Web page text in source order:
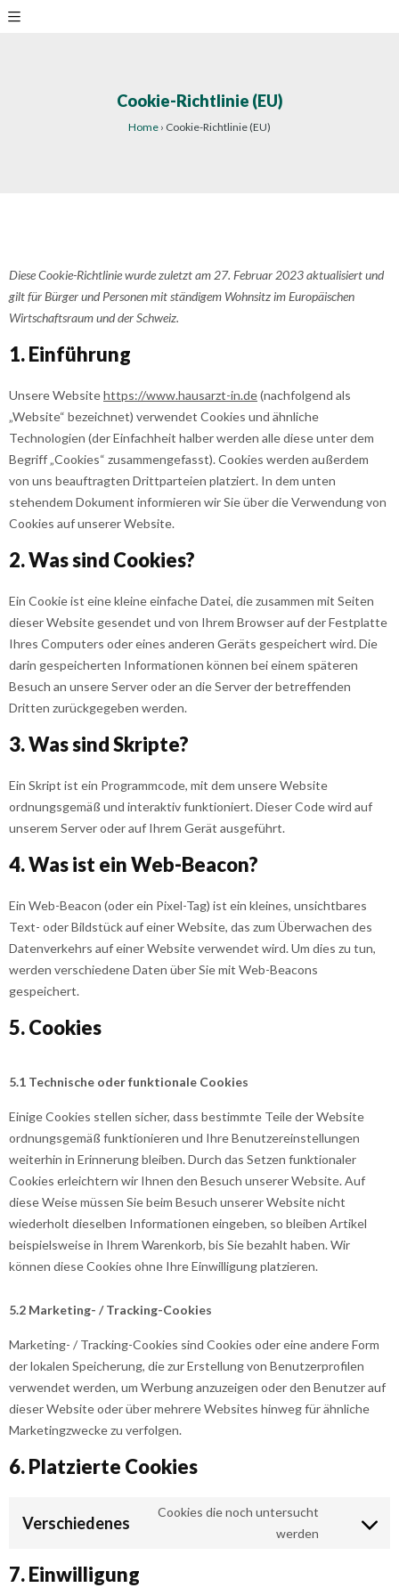
Cookie-Richtlinie (EU)
Home › Cookie-Richtlinie (EU)
Diese Cookie-Richtlinie wurde zuletzt am 27. Februar 2023 aktualisiert und
gilt für Bürger und Personen mit ständigem Wohnsitz im Europäischen
Wirtschaftsraum und der Schweiz.
1. Einführung
Unsere Websitehttps://www.hausarzt-in.de(nachfolgend als
„Website“ bezeichnet) verwendet Cookies und ähnliche
Technologien (der Einfachheit halber werden alle diese unter dem
Begriff „Cookies“ zusammengefasst). Cookies werden außerdem
von uns beauftragten Drittparteien platziert. In dem unten
stehendem Dokument informieren wir Sie über die Verwendung von
Cookies auf unserer Website.
2. Was sind Cookies?
Ein Cookie ist eine kleine einfache Datei, die zusammen mit Seiten
dieser Website gesendet und von Ihrem Browser auf der Festplatte
Ihres Computers oder eines anderen Geräts gespeichert wird. Die
darin gespeicherten Informationen können bei einem späteren
Besuch an unsere Server oder an die Server der betreffenden
Dritten zurückgegeben werden.
3. Was sind Skripte?
Ein Skript ist ein Programmcode, mit dem unsere Website
ordnungsgemäß und interaktiv funktioniert. Dieser Code wird auf
unserem Server oder auf Ihrem Gerät ausgeführt.
4. Was ist ein Web-Beacon?
Ein Web-Beacon (oder ein Pixel-Tag) ist ein kleines, unsichtbares
Text- oder Bildstück auf einer Website, das zum Überwachen des
Datenverkehrs auf einer Website verwendet wird. Um dies zu tun,
werden verschiedene Daten über Sie mit Web-Beacons
gespeichert.
5. Cookies
5.1 Technische oder funktionale Cookies
Einige Cookies stellen sicher, dass bestimmte Teile der Website
ordnungsgemäß funktionieren und Ihre Benutzereinstellungen
weiterhin in Erinnerung bleiben. Durch das Setzen funktionaler
Cookies erleichtern wir Ihnen den Besuch unserer Website. Auf
diese Weise müssen Sie beim Besuch unserer Website nicht
wiederholt dieselben Informationen eingeben, so bleiben Artikel
beispielsweise in Ihrem Warenkorb, bis Sie bezahlt haben. Wir
können diese Cookies ohne Ihre Einwilligung platzieren.
5.2 Marketing- / Tracking-Cookies
Marketing- / Tracking-Cookies sind Cookies oder eine andere Form
der lokalen Speicherung, die zur Erstellung von Benutzerprofilen
verwendet werden, um Werbung anzuzeigen oder den Benutzer auf
dieser Website oder über mehrere Websites hinweg für ähnliche
Marketingzwecke zu verfolgen.
6. Platzierte Cookies
Verschiedenes
Cookies die noch untersucht
werden
Consent
7. Einwilligung